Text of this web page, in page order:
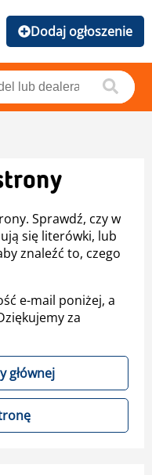
Dodaj ogłoszenie
Sprawdź, czy w
się literówki, lub
znaleźć to, czego
e-mail poniżej, a
za
głównej